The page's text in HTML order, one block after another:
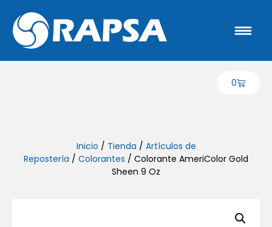
0
Inicio / Tienda / Artículos de
Repostería / Colorantes / Colorante AmeriColor Gold
Sheen 9 Oz